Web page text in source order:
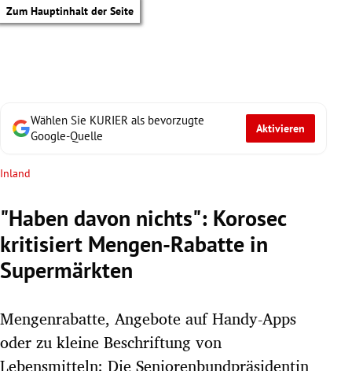
Zum Hauptinhalt der Seite
Untermenü
Wählen Sie KURIER als bevorzugte
Google-Quelle
Aktivieren
Inland
"Haben davon nichts": Korosec
kritisiert Mengen-Rabatte in
Supermärkten
Mengenrabatte, Angebote auf Handy-Apps
oder zu kleine Beschriftung von
Lebensmitteln: Die Seniorenbundpräsidentin